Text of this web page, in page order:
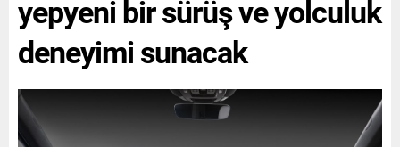
yepyeni bir sürüş ve yolculuk
deneyimi sunacak